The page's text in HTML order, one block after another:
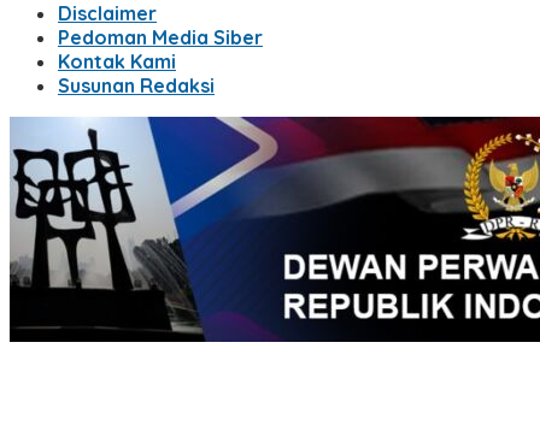
Disclaimer
Pedoman Media Siber
Kontak Kami
Susunan Redaksi